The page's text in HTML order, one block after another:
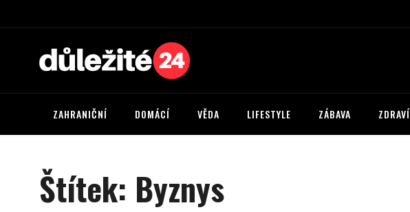
ZAHRANIČNÍ DOMÁCÍ VĚDA LIFESTYLE ZÁBAVA ZDRAVÍ
Štítek: Byznys